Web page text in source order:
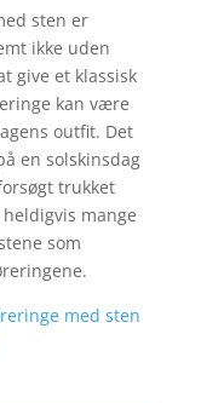
sten er
ikke uden
give et klassisk
kan være
outfit. Det
en solskinsdag
trukket
mange
som
med sten